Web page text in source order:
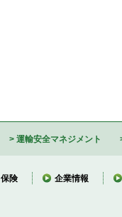
運輸安全マネジメント
保険 企業情報